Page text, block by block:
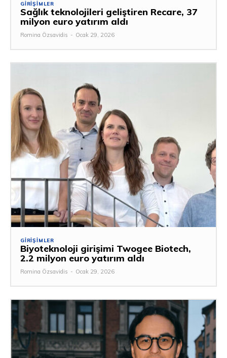
GIRIŞIMLER
Sağlık teknolojileri geliştiren Recare, 37
milyon euro yatırım aldı
Romina Özsavidis - Ocak 29, 2026
GIRIŞIMLER
Biyoteknoloji girişimi Twogee Biotech,
2.2 milyon euro yatırım aldı
Romina Özsavidis - Ocak 29, 2026